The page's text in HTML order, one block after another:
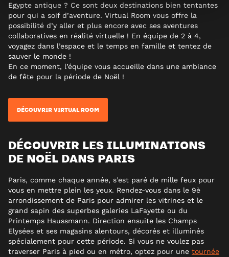
Egypte antique ? Ce sont deux destinations bien tentantes
pour qui a soif d’aventure. Virtual Room vous offre la
possibilité d’y aller et plus encore avec ses aventures
collaboratives en réalité virtuelle ! En équipe de 2 à 4,
voyagez dans l’espace et le temps en famille et tentez de
sauver le monde !
En ce moment, l’équipe vous accueille dans une ambiance
de fête pour la période de Noël !
DÉCOUVRIR VIRTUAL ROOM
DÉCOUVRIR LES ILLUMINATIONS
DE NOËL DANS PARIS
Paris, comme chaque année, s’est paré de mille feux pour
vous en mettre plein les yeux. Rendez-vous dans le 9è
arrondissement de Paris pour admirer les vitrines et le
grand sapin des superbes galeries LaFayette ou du
Printemps Haussmann. Direction ensuite les Champs
Elysées et ses magasins alentours, décorés et illuminés
spécialement pour cette période. Si vous ne voulez pas
traverser Paris à pied ou en métro, optez pour une tournée